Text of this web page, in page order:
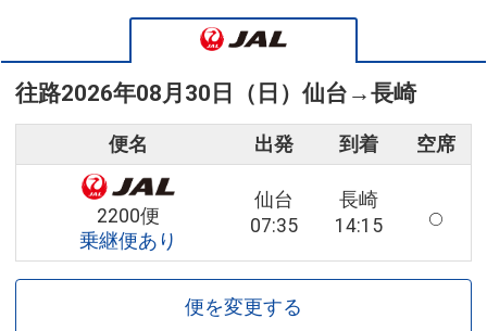
往路2026年08月30日（日） 仙台 →長崎
便名 出発 到着 空席
2200便
乗継便あり
仙台
07:35
長崎
14:15
便を変更する